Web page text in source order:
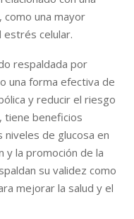
como una mayor
estrés celular.
respaldada por
una forma efectiva de
y reducir el riesgo
tiene beneficios
niveles de glucosa en
y la promoción de la
su validez como
mejorar la salud y el